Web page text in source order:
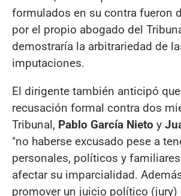
formulados en su contra fueron
por el propio abogado del
demostraría la arbitrariedad de
imputaciones.
El dirigente también anticipó
recusación formal contra dos
Tribunal, Pablo García Nieto y
"no haberse excusado pese a
personales, políticos y
afectar su imparcialidad.
promover un juicio político (jury)